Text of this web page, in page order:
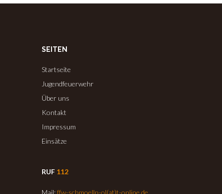
SEITEN
Startseite
Jugendfeuerwehr
Über uns
Kontakt
Impressum
Einsätze
RUF 112
Mail:ffw-schmoelln-ol(at)t-online.de